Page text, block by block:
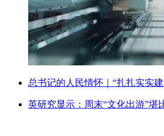
总书记的人民情怀｜“扎扎实实
英研究显示：周末“文化出游”堪